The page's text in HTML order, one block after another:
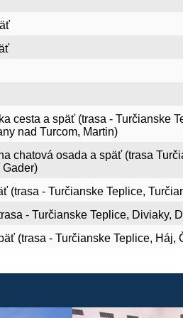
cesta a späť (trasa - Turčianske
nad Turcom, Martin)
chatová osada a späť (trasa
(trasa - Turčianske Teplice,
- Turčianske Teplice, Diviaky,
(trasa - Turčianske Teplice, Háj,